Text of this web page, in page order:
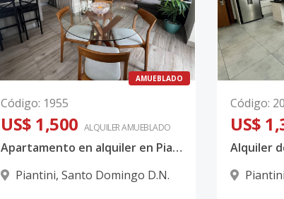
AMUEBLADO
Código: 1955
US$ 1,500 ALQUILERAMUEBLADO
Apartamento en alquiler en Piantini
Piantini, Santo Domingo D.N.
Código:
US$
Piantini